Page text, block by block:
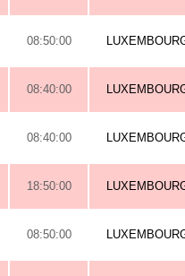
08:50:00
08:40:00
08:40:00
18:50:00
08:50:00